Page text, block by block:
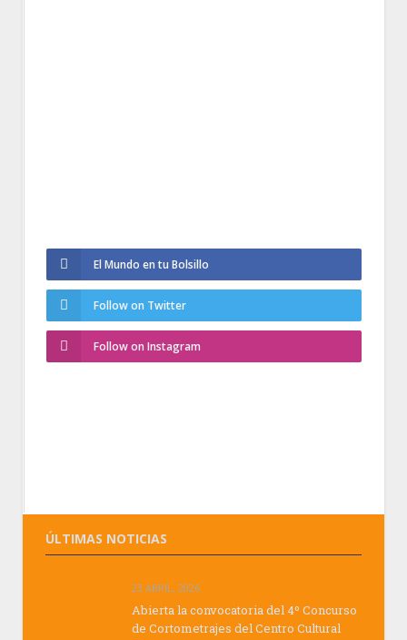
El Mundo en tu Bolsillo
Follow on Twitter
Follow on Instagram
ÚLTIMAS NOTICIAS
23 ABRIL, 2026
Abierta la convocatoria del 4º Concurso
de Cortometrajes del Centro Cultural